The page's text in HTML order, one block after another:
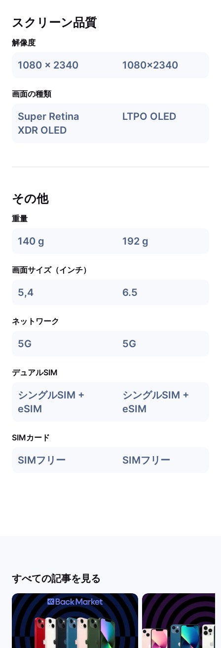
スクリーン品質
解像度
1080 x 2340 1080x2340
画面の種類
Super Retina
XDR OLED
LTPO OLED
その他
重量
140 g 192 g
画面サイズ（インチ）
5,4 6.5
ネットワーク
5G 5G
デュアルSIM
シングルSIM +
eSIM
シングルSIM +
eSIM
SIMカード
SIMフリー SIMフリー
すべての記事を見る